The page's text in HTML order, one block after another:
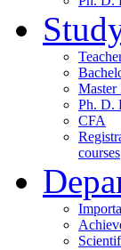
Master
Ph. D.
CFA
courses